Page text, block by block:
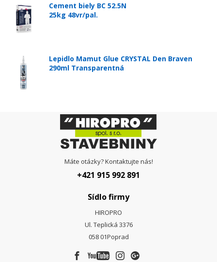
Cement biely BC 52.5N
25kg 48vr/pal.
Lepidlo Mamut Glue CRYSTAL Den Braven
290ml Transparentná
Máte otázky? Kontaktujte nás!
+421 915 992 891
Sídlo firmy
HIROPRO
Ul. Teplická 3376
058 01Poprad